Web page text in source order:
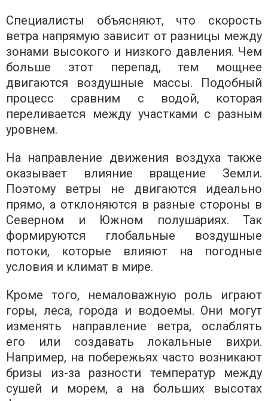
Специалисты объясняют, что скорость
ветра напрямую зависит от разницы между
зонами высокого и низкого давления. Чем
больше этот перепад, тем мощнее
двигаются воздушные массы. Подобный
процесс сравним с водой, которая
переливается между участками с разным
уровнем.
На направление движения воздуха также
оказывает влияние вращение Земли.
Поэтому ветры не двигаются идеально
прямо, а отклоняются в разные стороны в
Северном и Южном полушариях. Так
формируются глобальные воздушные
потоки, которые влияют на погодные
условия и климат в мире.
Кроме того, немаловажную роль играют
горы, леса, города и водоемы. Они могут
изменять направление ветра, ослаблять
его или создавать локальные вихри.
Например, на побережьях часто возникают
бризы из-за разности температур между
сушей и морем, а на больших высотах